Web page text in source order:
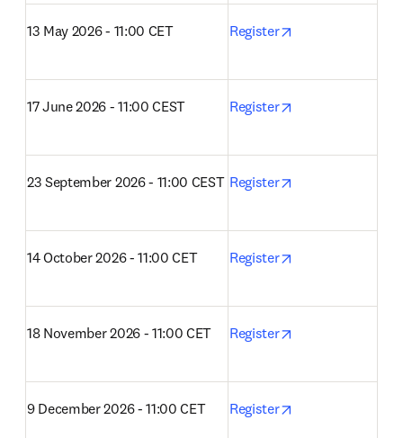
13 May 2026 - 11:00 CET Register
17 June 2026 - 11:00 CEST Register
23 September 2026 - 11:00 CEST Register
14 October 2026 - 11:00 CET Register
18 November 2026 - 11:00 CET Register
9 December 2026 - 11:00 CET Register